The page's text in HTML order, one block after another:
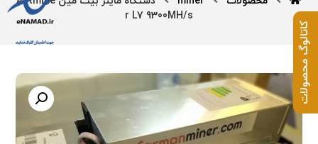
r L7 9300MH/s
کاتالوگ محصولات